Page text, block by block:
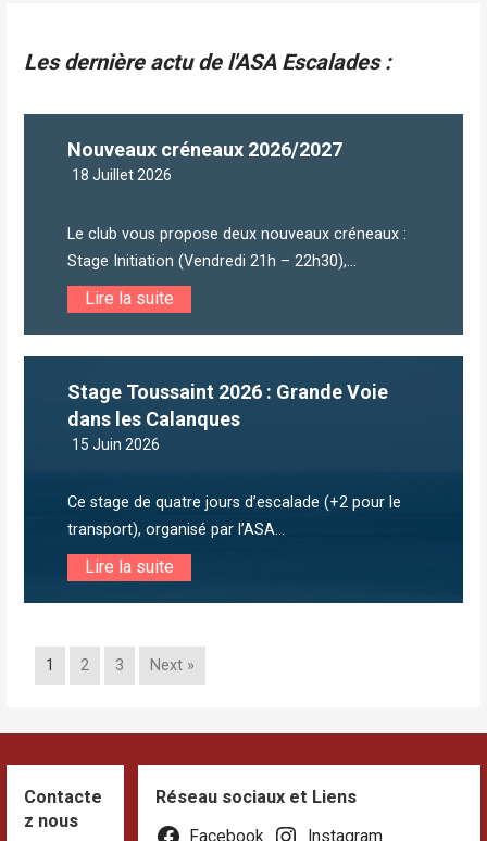
Les dernière actu de l'ASA Escalades :
Nouveaux créneaux 2026/2027
18 Juillet 2026
Le club vous propose deux nouveaux créneaux :
Stage Initiation (Vendredi 21h – 22h30),...
Lire la suite
Stage Toussaint 2026 : Grande Voie
dans les Calanques
15 Juin 2026
Ce stage de quatre jours d’escalade (+2 pour le
transport), organisé par l’ASA...
Lire la suite
1 2 3 Next »
Contacte
z nous
Réseau sociaux et Liens
Facebook
Instagram